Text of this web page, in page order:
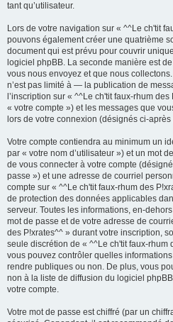
tant qu’utilisateur.
Lors de votre navigation sur « ^^Le ch'tit
pouvons également créer une quatrième
document qui est prévu pour couvrir
logiciel phpBB. La seconde manière est
vous nous envoyez et que nous
n’est pas limité à — la publication de
l’inscription sur « ^^Le ch'tit faux-rhum
« votre compte ») et les messages que
lors de votre connexion (désignés ci-
Votre compte contiendra au minimum un
par « votre nom d’utilisateur ») et un mot
de vous connecter à votre compte
passe ») et une adresse de courriel
compte sur « ^^Le ch'tit faux-rhum des
de protection des données applicables
serveur. Toutes les informations, en-
mot de passe et de votre adresse de
des P!xrates^^ » durant votre inscription,
seule discrétion de « ^^Le ch'tit faux-rhum
vous pouvez contrôler quelles
rendre publiques ou non. De plus, vous
non à la liste de diffusion du logiciel
votre compte.
Votre mot de passe est chiffré (par un